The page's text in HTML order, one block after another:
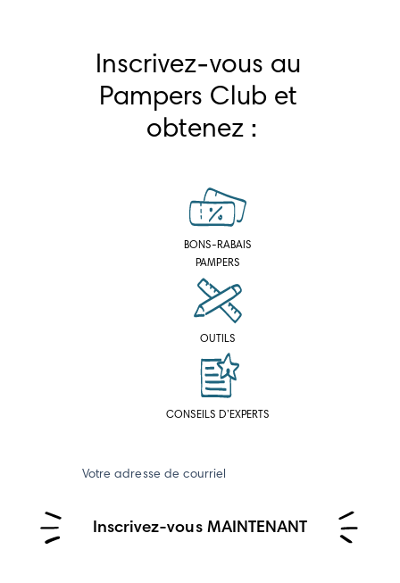
Inscrivez-vous au
Pampers Club et
obtenez :
BONS-RABAIS
PAMPERS
OUTILS
CONSEILS D’EXPERTS
Votre adresse de courriel
Inscrivez-vous MAINTENANT